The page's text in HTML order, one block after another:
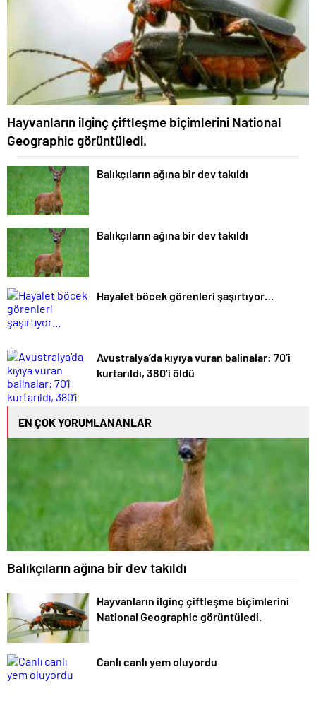
Hayvanların ilginç çiftleşme biçimlerini National
Geographic görüntüledi.
Balıkçıların ağına bir dev takıldı
Balıkçıların ağına bir dev takıldı
Hayalet böcek görenleri şaşırtıyor…
Avustralya’da kıyıya vuran balinalar: 70’i
kurtarıldı, 380’i öldü
EN ÇOK YORUMLANANLAR
Balıkçıların ağına bir dev takıldı
Hayvanların ilginç çiftleşme biçimlerini
National Geographic görüntüledi.
Canlı canlı yem oluyordu